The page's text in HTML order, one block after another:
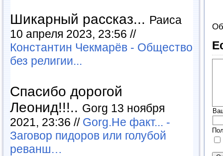
Шикарный рассказ... Раиса
10 апреля 2023, 23:56 //
Константин Чекмарёв - Общество
без религии...
Спасибо дорогой
Леонид!!!.. Gorg 13 ноября
2021, 23:36 // Gorg.Не факт... -
Заговор пидоров или голубой
реванш…